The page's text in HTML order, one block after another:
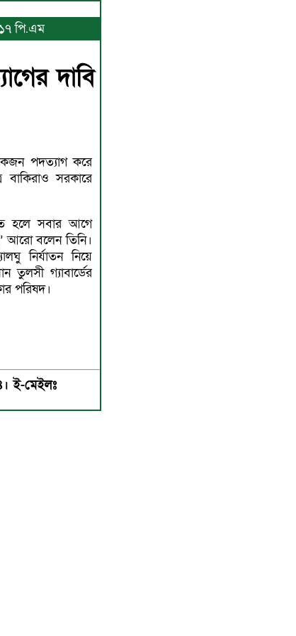
পি.এম
দাবি
পদত্যাগ করে
বাকিরাও সরকারে
হলে সবার আগে
আরো বলেন তিনি।
নির্যাতন নিয়ে
তুলসী গ্যাবার্ডের
পরিষদ।
ই-মেইলঃ